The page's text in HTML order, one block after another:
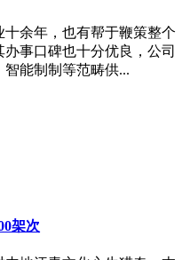
余年，也有帮于鞭策整个
事口碑也十分优良，公司
能制制等范畴供...
架次